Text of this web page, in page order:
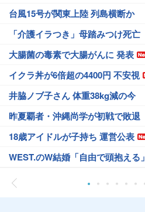
台風15号が関東上陸 列島横断か
「介護イラつき」母踏みつけ死亡
大腸菌の毒素で大腸がんに 発表
イクラ丼が6倍超の4400円 不安視
井脇ノブ子さん 体重38kg減の今
昨夏覇者・沖縄尚学が初戦で敗退
18歳アイドルが子持ち 運営公表
WEST.のW結婚「自由で頭抱える」